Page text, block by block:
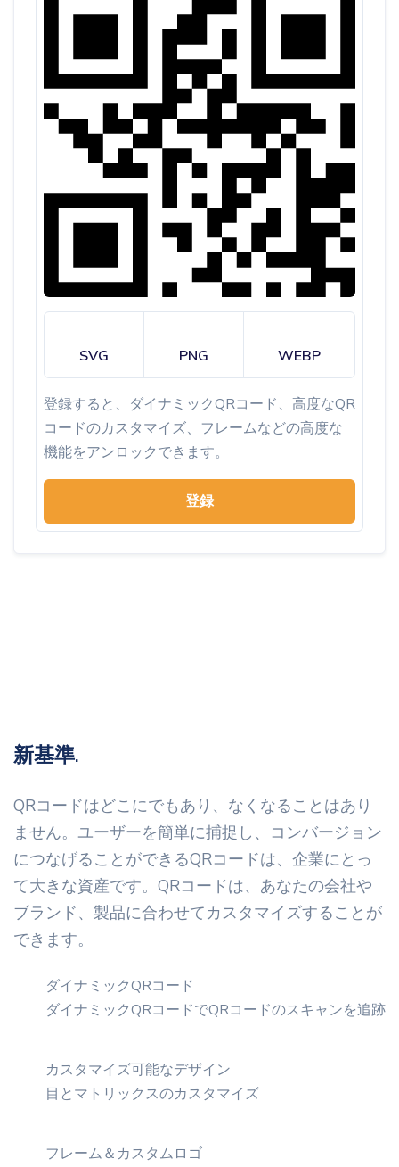
SVG PNG WEBP
登録すると、ダイナミックQRコード、高度なQR
コードのカスタマイズ、フレームなどの高度な
機能をアンロックできます。
登録
新基準.
QRコードはどこにでもあり、なくなることはあり
ません。ユーザーを簡単に捕捉し、コンバージョン
につなげることができるQRコードは、企業にとっ
て大きな資産です。QRコードは、あなたの会社や
ブランド、製品に合わせてカスタマイズすることが
できます。
ダイナミックQRコード
ダイナミックQRコードでQRコードのスキャンを追跡
カスタマイズ可能なデザイン
目とマトリックスのカスタマイズ
フレーム＆カスタムロゴ